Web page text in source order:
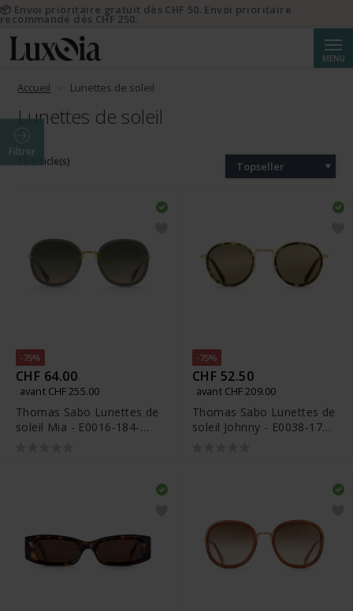
MENU
Accueil Lunettes de soleil
Lunettes de soleil
Filtrer
15 article(s) Topseller
-75%
CHF 64.00
avant CHF 255.00
Thomas Sabo Lunettes de
soleil Mia - E0016-184-
-75%
CHF 52.50
avant CHF 209.00
Thomas Sabo Lunettes de
soleil Johnny - E0038-174-
📦 Envoi prioritaire gratuit dès CHF 50. Envoi prioritaire
recommandé dès CHF 250.